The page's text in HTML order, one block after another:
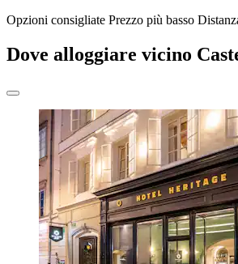
Opzioni consigliate Prezzo più basso
Dove alloggiare vicino